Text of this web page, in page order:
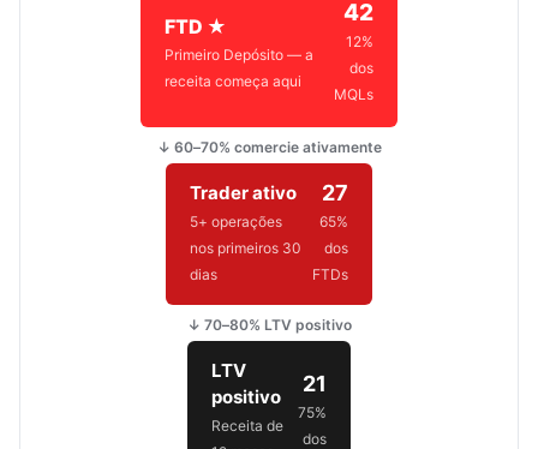
FTD ★
Primeiro Depósito — a
receita começa aqui
42
12%
dos
MQLs
↓ 60–70% comercie ativamente
Trader ativo
5+ operações
nos primeiros 30
dias
27
65%
dos
FTDs
↓ 70–80% LTV positivo
LTV
positivo
Receita de
21
75%
dos